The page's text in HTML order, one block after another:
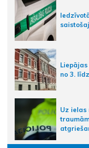
no 3.
Uz ielas